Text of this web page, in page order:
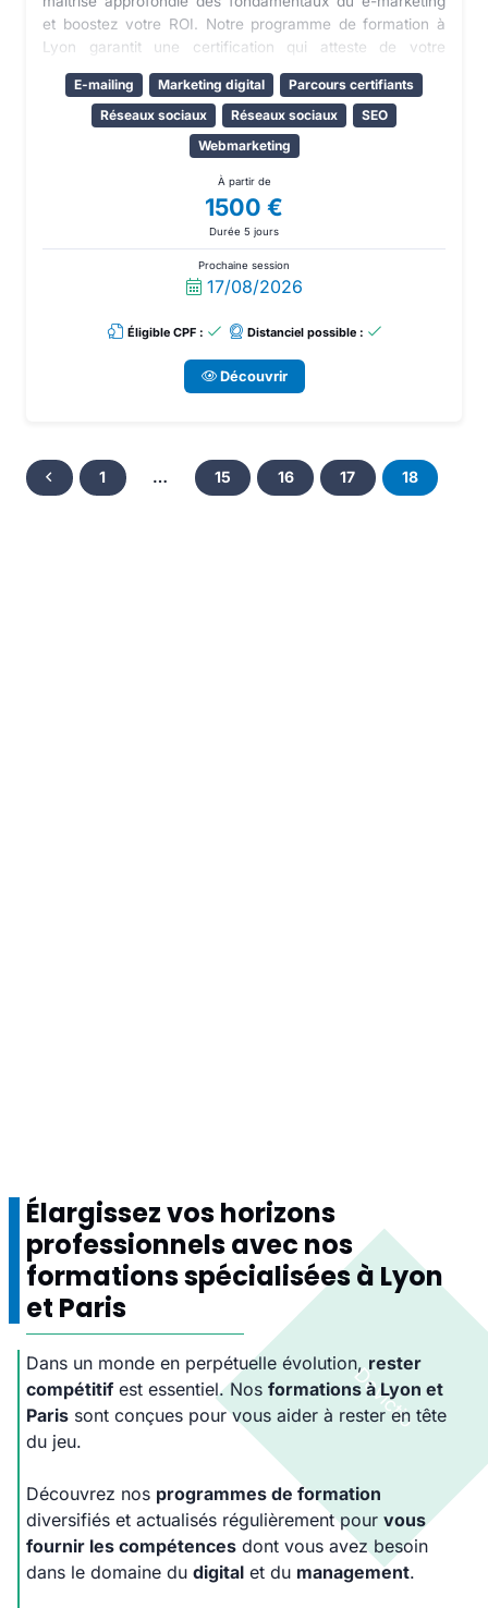
et boostez votre ROI. Notre programme de formation à
Lyon garantit une certification qui atteste de votre
expertise. Optez pour l'excellence dans le domaine du
Webmarketing et transformez vos compétences en
résultats concrets avec notre formation Webmarketing à
Lyon.
E-mailing Marketing digital
Parcours certifiants
Réseaux sociaux
Réseaux sociaux
SEO
Webmarketing
À partir de
1500 €
Durée 5 jours
Prochaine session
17/08/2026
Éligible CPF : Distanciel possible :
Découvrir
1 … 15 16 17 18
Élargissez vos horizons
professionnels avec nos
formations spécialisées à Lyon
et Paris
Dans un monde en perpétuelle évolution, rester
compétitif est essentiel. Nos formations à Lyon et
Paris sont conçues pour vous aider à rester en tête
du jeu.
Découvrez nos programmes de formation
diversifiés et actualisés régulièrement pour vous
fournir les compétences dont vous avez besoin
dans le domaine du digital et du management.